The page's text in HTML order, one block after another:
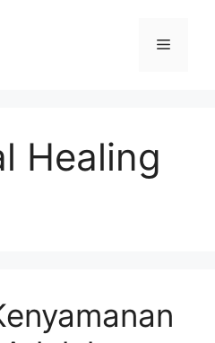
Menu
Healing